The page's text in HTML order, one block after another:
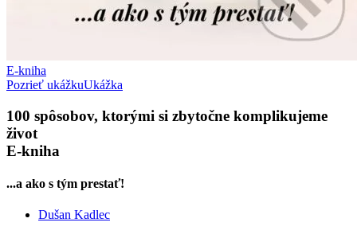
E-kniha
Pozrieť ukážkuUkážka
100 spôsobov, ktorými si zbytočne komplikujeme
život
E-kniha
...a ako s tým prestať!
Dušan Kadlec